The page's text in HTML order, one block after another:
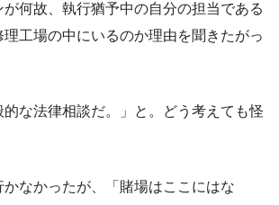
が何故、執行猶予中の自分の担当である
工場の中にいるのか理由を聞きたがっ
な法律相談だ。」と。どう考えても怪
かなかったが、「賭場はここにはな